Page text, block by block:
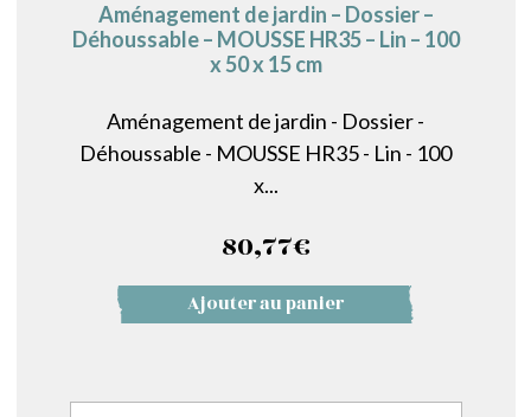
Aménagement de jardin – Dossier –
Déhoussable – MOUSSE HR35 – Lin – 100
x 50 x 15 cm
Aménagement de jardin - Dossier -
Déhoussable - MOUSSE HR35 - Lin - 100
x...
80,77€
Ajouter au panier